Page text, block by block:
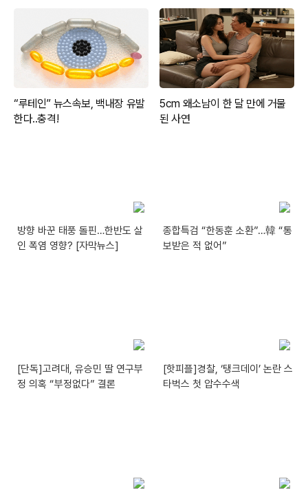
방향 바꾼 태풍 돌핀…한반도 살
인 폭염 영향? [자막뉴스]
종합특검 “한동훈 소환”…韓 “통
보받은 적 없어”
[단독]고려대, 유승민 딸 연구부
정 의혹 “부정없다” 결론
[핫피플]경찰, ‘탱크데이’ 논란 스
타벅스 첫 압수수색